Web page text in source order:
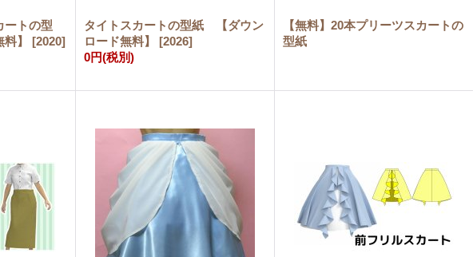
ートの型
】
[2020]
タイトスカートの型紙 【ダウン
ロード無料】
[2026]
0円(税別)
【無料】20本プリーツスカートの
型紙